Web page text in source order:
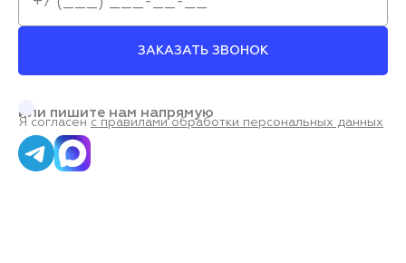
ЗАКАЗАТЬ ЗВОНОК
Я согласен с правилами обработки персональных данных
или пишите нам напрямую